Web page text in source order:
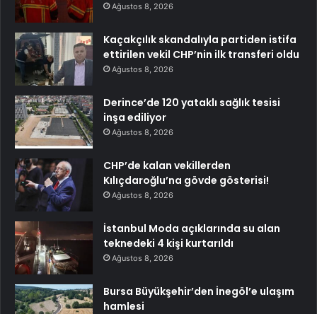
Ağustos 8, 2026
Kaçakçılık skandalıyla partiden istifa
ettirilen vekil CHP’nin ilk transferi oldu
Ağustos 8, 2026
Derince’de 120 yataklı sağlık tesisi
inşa ediliyor
Ağustos 8, 2026
CHP’de kalan vekillerden
Kılıçdaroğlu’na gövde gösterisi!
Ağustos 8, 2026
İstanbul Moda açıklarında su alan
teknedeki 4 kişi kurtarıldı
Ağustos 8, 2026
Bursa Büyükşehir’den İnegöl’e ulaşım
hamlesi